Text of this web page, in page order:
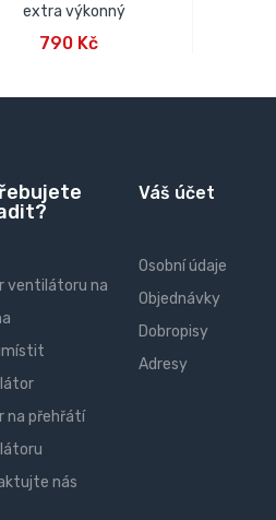
extra výkonný
790 Kč
ventilátoru na
na přehřátí
nás
Váš účet
Osobní údaje
Objednávky
Dobropisy
Adresy